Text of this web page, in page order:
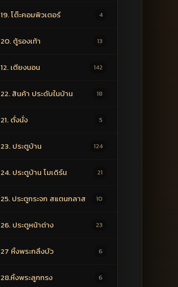
19. โต๊ะคอมพิวเตอร์ 4
20. ตู้รองเท้า 13
12. เตียงนอน 142
22. สินค้า ประดับในบ้าน 18
21. ตั่งนั่ง 5
23. ประตูบ้าน 124
24. ประตูบ้าน โมเดิร์น 21
25. ประตูกระจก สแตนกลาส 10
26. ประตูหน้าต่าง 23
27 หิ้งพระกลึงบัว 6
28.หิ้งพระลูกกรง 6